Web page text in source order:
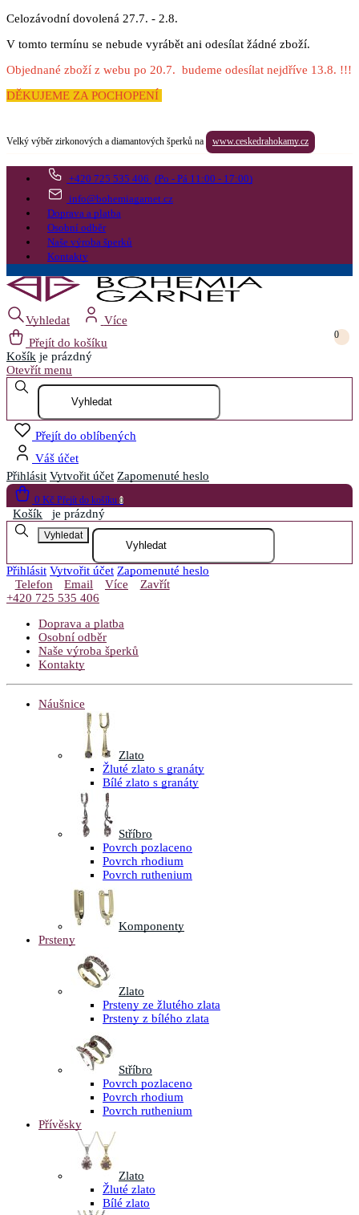
Celozávodní dovolená 27.7. - 2.8.
V tomto termínu se nebude vyrábět ani odesílat žádné zboží.
Objednané zboží z webu po 20.7. budeme odesílat nejdříve 13.8. !!!
DĚKUJEME ZA POCHOPENÍ
Velký výběr zirkonových a diamantových šperků na www.ceskedrahokamy.cz
+420 725 535 406 (Po - Pá 11:00 - 17:00)
info@bohemiagarnet.cz
Doprava a platba
Osobní odběr
Naše výroba šperků
Kontakty
Vyhledat
Více
Přejít do košíku
0
Košík je prázdný
Otevřít menu
Přejít do oblíbených
Váš účet
Přihlásit Vytvořit účet Zapomenuté heslo
0 Kč Přejít do košíku 0
Košík je prázdný
Vyhledat
Přihlásit Vytvořit účet Zapomenuté heslo
Telefon
Email Více
Zavřít
+420 725 535 406
Doprava a platba
Osobní odběr
Naše výroba šperků
Kontakty
Náušnice
Zlato
Žluté zlato s granáty
Bílé zlato s granáty
Stříbro
Povrch pozlaceno
Povrch rhodium
Povrch ruthenium
Komponenty
Prsteny
Zlato
Prsteny ze žlutého zlata
Prsteny z bílého zlata
Stříbro
Povrch pozlaceno
Povrch rhodium
Povrch ruthenium
Přívěsky
Zlato
Žluté zlato
Bílé zlato